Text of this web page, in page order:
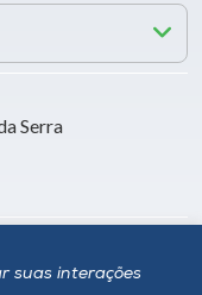
suas interações
Serra